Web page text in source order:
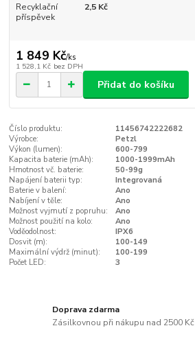
Recyklační
příspěvek
2,5 Kč
1 849 Kč/ks
1 528,1 Kč bez DPH
Přidat do košíku
Číslo produktu:
11456742222682
Výrobce:
Petzl
Výkon (lumen):
600-799
Kapacita baterie (mAh):
1000-1999mAh
Hmotnost vč. baterie:
50-99g
Napájení baterii typ:
Integrovaná
Baterie v balení:
Ano
Nabíjení v těle:
Ano
Možnost vyjmutí z popruhu:
Ano
Možnost použití na kolo:
Ano
Voděodolnost:
IPX6
Dosvit (m):
100-149
Maximální výdrž (minut):
100-199
Počet LED:
3
Doprava zdarma
Zásilkovnou při nákupu nad 2500 Kč